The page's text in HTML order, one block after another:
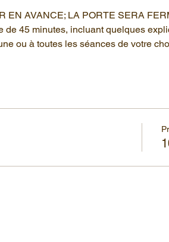
EN AVANCE; LA PORTE SERA
de 45 minutes, incluant quelques
ou à toutes les séances de votre